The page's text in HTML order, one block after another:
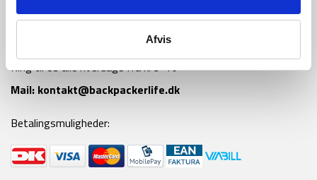
Afvis
Ring til os alle hverdage fra kl 9-16
Mail: kontakt@backpackerlife.dk
Betalingsmuligheder: